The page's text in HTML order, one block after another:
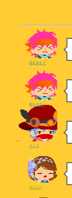
匿名有名人
匿名有名人
アトラ
タニムー